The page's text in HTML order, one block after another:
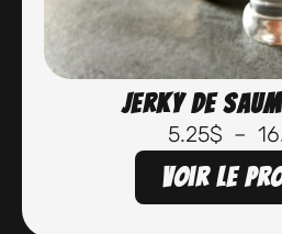
Jerky de
5.25$ –
Voir le